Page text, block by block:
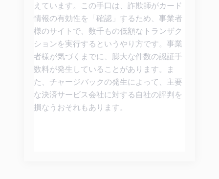
えています。この手口は、詐欺師がカード
情報の有効性を「確認」するため、事業者
様のサイトで、数千もの低額なトランザク
ションを実行するというやり方です。事業
者様が気づくまでに、膨大な件数の認証手
数料が発生していることがあります。ま
た、チャージバックの発生によって、主要
な決済サービス会社に対する自社の評判を
損なうおそれもあります。